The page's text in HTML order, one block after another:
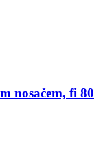
nosačem, fi 80